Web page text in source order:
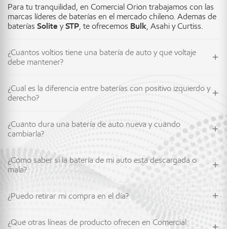
Para tu tranquilidad, en Comercial Orión trabajamos con las
marcas líderes de baterías en el mercado chileno. Además de
baterías Solite ySTP , te ofrecemos Bulk , Asahi y Curtiss.
¿Cuántos voltios tiene una batería de auto y qué voltaje
debe mantener?
¿Cuál es la diferencia entre baterías con positivo izquierdo y
derecho?
¿Cuánto dura una batería de auto nueva y cuándo
cambiarla?
¿Cómo saber si la batería de mi auto está descargada o
mala?
¿Puedo retirar mi compra en el día?
¿Qué otras líneas de producto ofrecen en Comercial